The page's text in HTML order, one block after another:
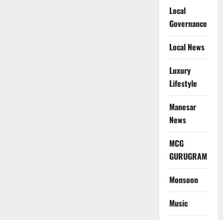
Local
Governance
Local News
Luxury
Lifestyle
Manesar
News
MCG
GURUGRAM
Monsoon
Music